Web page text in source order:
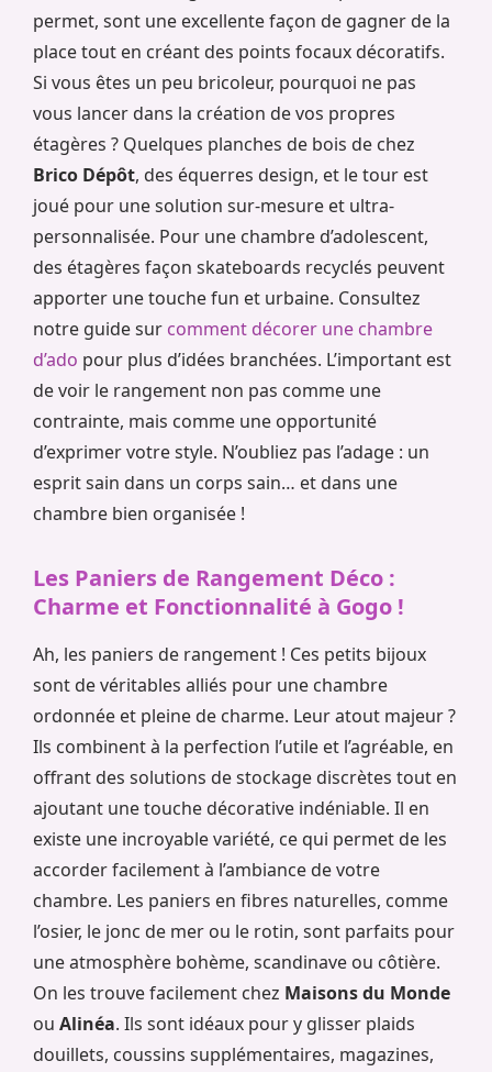
permet, sont une excellente façon de gagner de la
place tout en créant des points focaux décoratifs.
Si vous êtes un peu bricoleur, pourquoi ne pas
vous lancer dans la création de vos propres
étagères ? Quelques planches de bois de chez
Brico Dépôt, des équerres design, et le tour est
joué pour une solution sur-mesure et ultra-
personnalisée. Pour une chambre d’adolescent,
des étagères façon skateboards recyclés peuvent
apporter une touche fun et urbaine. Consultez
notre guide sur comment décorer une chambre
d’ado pour plus d’idées branchées. L’important est
de voir le rangement non pas comme une
contrainte, mais comme une opportunité
d’exprimer votre style. N’oubliez pas l’adage : un
esprit sain dans un corps sain… et dans une
chambre bien organisée !
Les Paniers de Rangement Déco :
Charme et Fonctionnalité à Gogo !
Ah, les paniers de rangement ! Ces petits bijoux
sont de véritables alliés pour une chambre
ordonnée et pleine de charme. Leur atout majeur ?
Ils combinent à la perfection l’utile et l’agréable, en
offrant des solutions de stockage discrètes tout en
ajoutant une touche décorative indéniable. Il en
existe une incroyable variété, ce qui permet de les
accorder facilement à l’ambiance de votre
chambre. Les paniers en fibres naturelles, comme
l’osier, le jonc de mer ou le rotin, sont parfaits pour
une atmosphère bohème, scandinave ou côtière.
On les trouve facilement chez Maisons du Monde
ou Alinéa. Ils sont idéaux pour y glisser plaids
douillets, coussins supplémentaires, magazines,